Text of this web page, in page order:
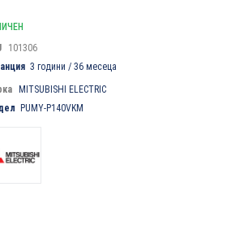
101306
3 години / 36 месеца
MITSUBISHI ELECTRIC
PUMY-P140VKM